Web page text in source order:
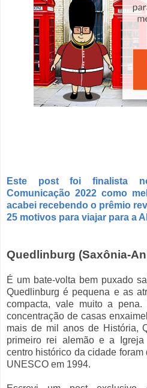
Este post foi finalista
Comunicação 2022 como
acabei recebendo o prêmio
25 motivos para viajar para a
Quedlinburg (Saxônia-
É um bate-volta bem puxado
Quedlinburg é pequena e as
compacta, vale muito a
concentração de casas
mais de mil anos de História,
primeiro rei alemão e a
centro histórico da cidade
UNESCO em 1994.